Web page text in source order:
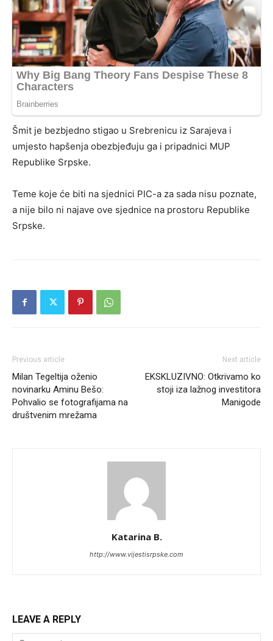
Šmit je bezbjedno stigao u Srebrenicu iz Sarajeva i
umjesto hapšenja obezbjeđuju ga i pripadnici MUP
Republike Srpske.
Teme koje će biti na sjednici PIC-a za sada nisu poznate,
a nije bilo ni najave ove sjednice na prostoru Republike
Srpske.
Previous article
Milan Tegeltija oženio
novinarku Aminu Bešo:
Pohvalio se fotografijama na
društvenim mrežama
Next article
EKSKLUZIVNO: Otkrivamo ko
stoji iza lažnog investitora
Manigode
Katarina B.
http://www.vijestisrpske.com
LEAVE A REPLY